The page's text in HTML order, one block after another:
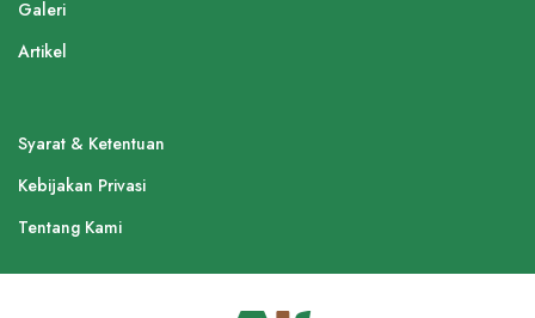
Galeri
Artikel
Syarat & Ketentuan
Kebijakan Privasi
Tentang Kami